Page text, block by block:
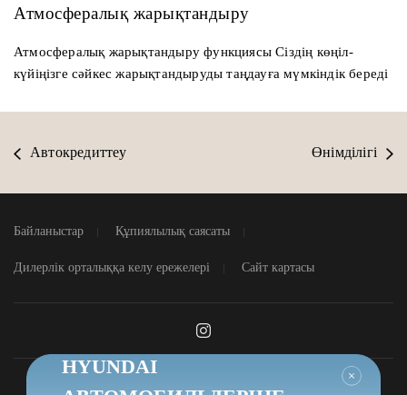
Атмосфералық жарықтандыру
Атмосфералық жарықтандыру функциясы Сіздің көңіл-
күйіңізге сәйкес жарықтандыруды таңдауға мүмкіндік береді
Автокредиттеу Өнімділігі
Байланыстар Құпиялылық саясаты
Дилерлік орталыққа келу ережелері Сайт картасы
HYUNDAI
Жабу